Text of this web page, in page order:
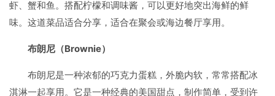
虾、蟹和鱼。搭配柠檬和调味酱，可以更好地突出海鲜的鲜
味。这道菜品适合分享，适合在聚会或海边餐厅享用。
布朗尼（Brownie）
布朗尼是一种浓郁的巧克力蛋糕，外脆内软，常常搭配冰
淇淋一起享用。它是一种经典的美国甜点，制作简单，受到许